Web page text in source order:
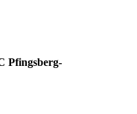
Pfingsberg-